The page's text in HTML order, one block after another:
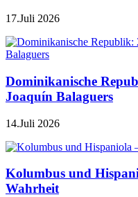
17.Juli 2026
Dominikanische
Joaquín Balaguers
14.Juli 2026
Kolumbus und
Wahrheit